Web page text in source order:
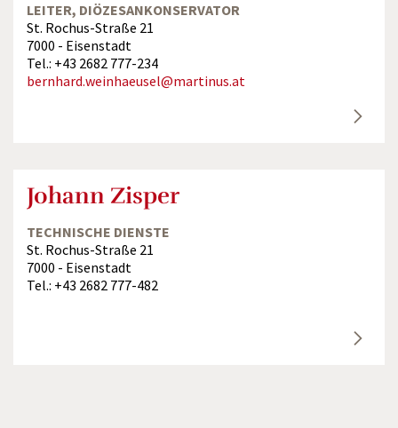
LEITER, DIÖZESANKONSERVATOR
St. Rochus-Straße 21
7000 - Eisenstadt
Tel.: +43 2682 777-234
bernhard.weinhaeusel@martinus.at
Johann Zisper
TECHNISCHE DIENSTE
St. Rochus-Straße 21
7000 - Eisenstadt
Tel.: +43 2682 777-482